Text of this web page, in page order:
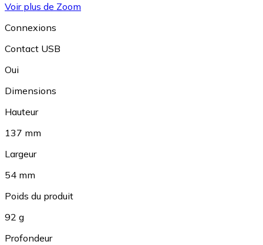
Voir plus de Zoom
Connexions
Contact USB
Oui
Dimensions
Hauteur
137 mm
Largeur
54 mm
Poids du produit
92 g
Profondeur